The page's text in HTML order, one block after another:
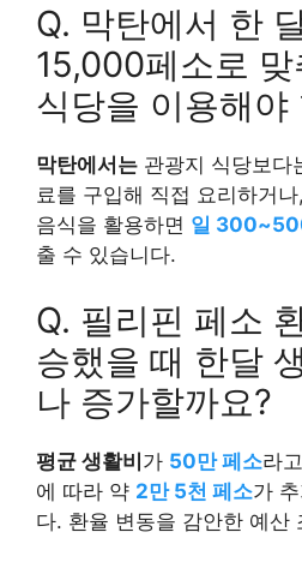
Q. 막탄에서 한
15,000페소로 맞
식당을 이용해야
막탄에서는 관광지 식당보다
료를 구입해 직접 요리하거
음식을 활용하면 일
출 수 있습니다.
Q. 필리핀 페소
승했을 때 한달
나 증가할까요?
평균 생활비 가 50만 페소라
에 따라 약 2만 5천 페소가
다. 환율 변동을 감안한 예산